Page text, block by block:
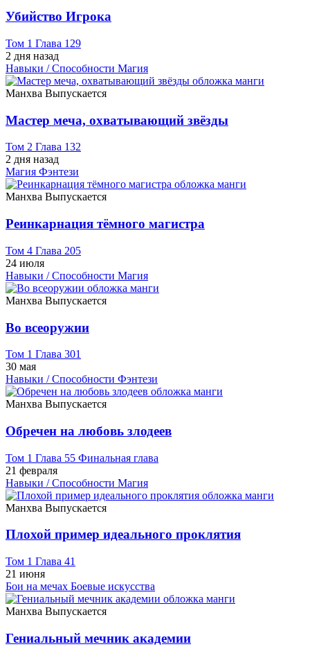
Убийство Игрока
Том 1 Глава 129
2 дня назад
Навыки / Способности Магия
Манхва Выпускается
Мастер меча, охватывающий звёзды
Том 2 Глава 132
2 дня назад
Магия Фэнтези
Манхва Выпускается
Реинкарнация тёмного магистра
Том 4 Глава 205
24 июля
Навыки / Способности Магия
Манхва Выпускается
Во всеоружии
Том 1 Глава 301
30 мая
Навыки / Способности Фэнтези
Манхва Выпускается
Обречен на любовь злодеев
Том 1 Глава 55 Финальная глава
21 февраля
Навыки / Способности Магия
Манхва Выпускается
Плохой пример идеального проклятия
Том 1 Глава 41
21 июня
Бои на мечах Боевые искусства
Манхва Выпускается
Гениальный мечник академии